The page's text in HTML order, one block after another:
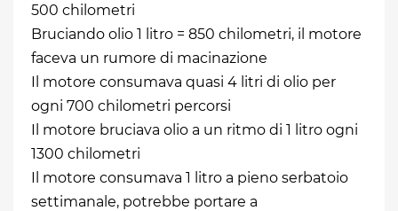
500 chilometri
Bruciando olio 1 litro = 850 chilometri, il motore
faceva un rumore di macinazione
Il motore consumava quasi 4 litri di olio per
ogni 700 chilometri percorsi
Il motore bruciava olio a un ritmo di 1 litro ogni
1300 chilometri
Il motore consumava 1 litro a pieno serbatoio
settimanale, potrebbe portare a